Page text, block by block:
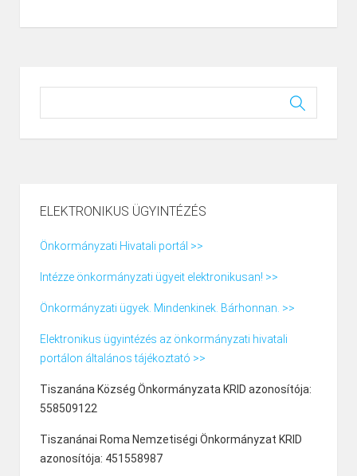
ELEKTRONIKUS ÜGYINTÉZÉS
Önkormányzati Hivatali portál >>
Intézze önkormányzati ügyeit elektronikusan! >>
Önkormányzati ügyek. Mindenkinek. Bárhonnan. >>
Elektronikus ügyintézés az önkormányzati hivatali
portálon általános tájékoztató >>
Tiszanána Község Önkormányzata KRID azonosítója:
558509122
Tiszanánai Roma Nemzetiségi Önkormányzat KRID
azonosítója: 451558987